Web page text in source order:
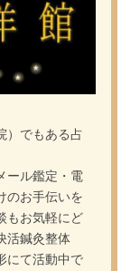
）でもある占
ール鑑定・電
のお手伝いを
もお気軽にど
活鍼灸整体
にて活動中で